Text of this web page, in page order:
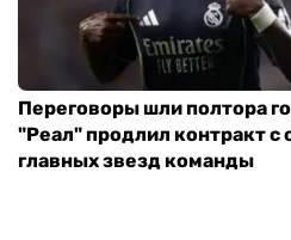
Переговоры шли полтора
"Реал" продлил контракт с
главных звезд команды